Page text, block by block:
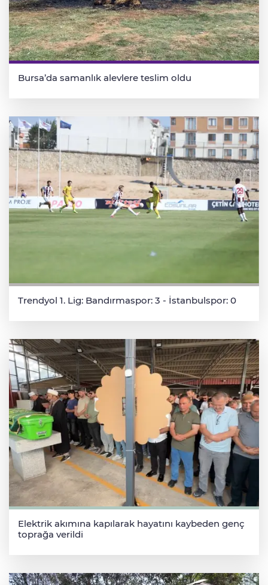
Bursa’da samanlık alevlere teslim oldu
Trendyol 1. Lig: Bandırmaspor: 3 - İstanbulspor: 0
Elektrik akımına kapılarak hayatını kaybeden genç
toprağa verildi